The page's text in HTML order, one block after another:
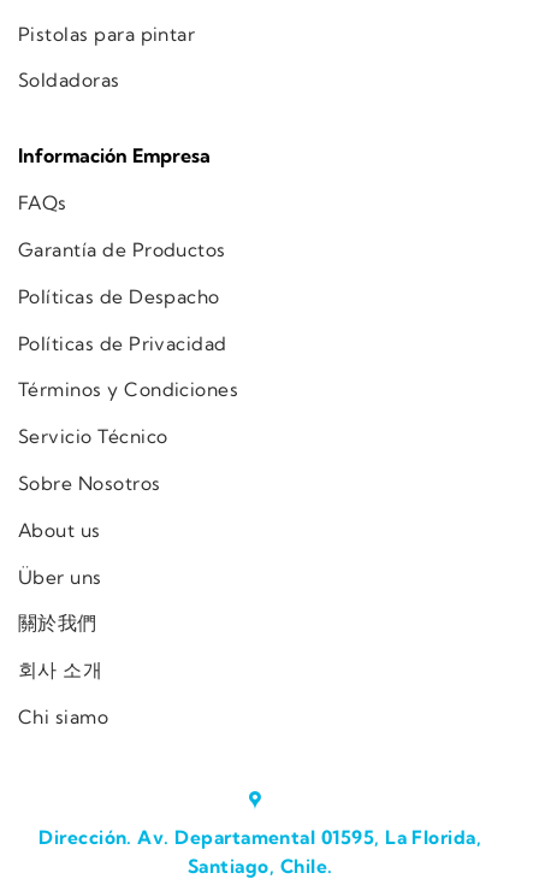
Pistolas para pintar
Soldadoras
Información Empresa
FAQs
Garantía de Productos
Políticas de Despacho
Políticas de Privacidad
Términos y Condiciones
Servicio Técnico
Sobre Nosotros
About us
Über uns
關於我們
회사 소개
Chi siamo
Dirección. Av. Departamental 01595, La Florida,
Santiago, Chile.